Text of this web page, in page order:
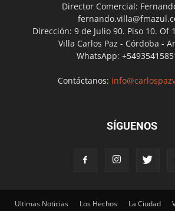
Director Comercial:
Dirección: 9 de Julio 90. Piso 10. Of
Villa Carlos Paz - Córdoba -
WhatsApp:
Contáctanos:
SÍGUENOS
Ultimas Noticias Los Hechos La Ciudad